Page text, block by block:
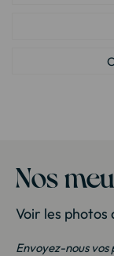
Meuble house :
Nos
Voir les photos
Envoyez-nous